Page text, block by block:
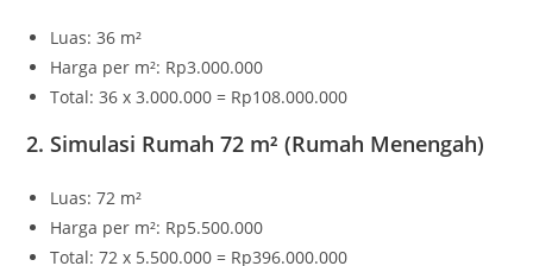
Luas: 36 m²
Harga per m²: Rp3.000.000
Total: 36 x 3.000.000 = Rp108.000.000
2. Simulasi Rumah 72 m² (Rumah Menengah)
Luas: 72 m²
Harga per m²: Rp5.500.000
Total: 72 x 5.500.000 = Rp396.000.000